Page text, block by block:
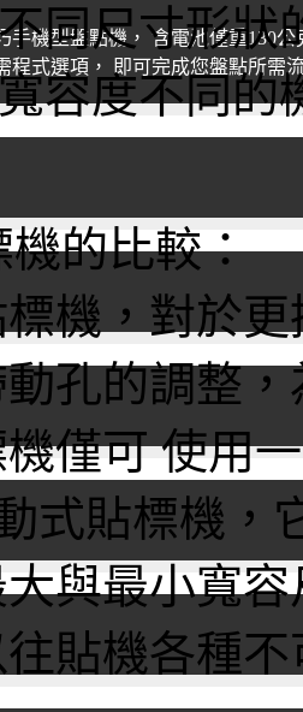
手機型盤點機， 含電池僅重130
程式選項， 即可完成您盤點所需
同尺寸形狀
容度不同的
機的比較：
機，對於
孔的調整
僅可 使用
式貼標機，
與最小寬
貼機各種